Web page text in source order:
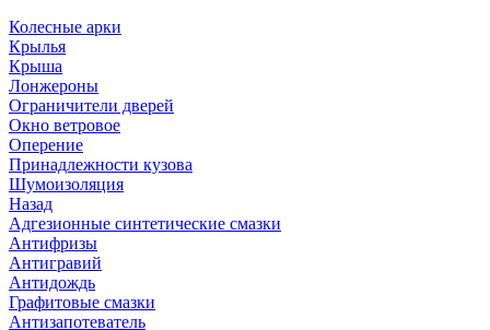
Колесные арки
Крылья
Крыша
Лонжероны
Ограничители дверей
Окно ветровое
Оперение
Принадлежности кузова
Шумоизоляция
Назад
Адгезионные синтетические смазки
Антифризы
Антигравий
Антидождь
Графитовые смазки
Антизапотеватель